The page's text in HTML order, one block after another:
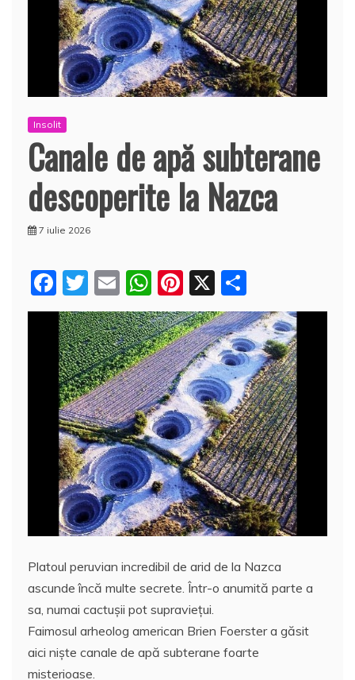
Insolit
Canale de apă subterane
descoperite la Nazca
7 iulie 2026
F
a
c
e
b
o
o
k
T
w
itt
er
E
m
ai
l
W
h
at
s
A
p
p
Pi
nt
er
e
st
X
a
rt
aj
e
a
z
ă
Platoul peruvian incredibil de arid de la Nazca
ascunde încă multe secrete. Într-o anumită parte a
sa, numai cactuşii pot supravieţui.
Faimosul arheolog american Brien Foerster a găsit
aici nişte canale de apă subterane foarte
misterioase.